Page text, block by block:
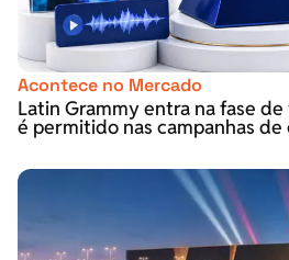
Acontece no Mercado
Latin Grammy entra na fase
é permitido nas campanhas de